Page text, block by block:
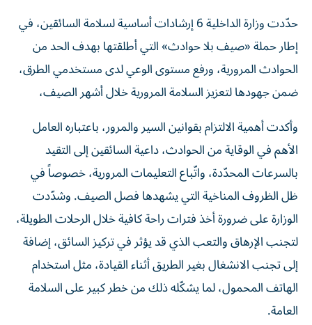
حدّدت وزارة الداخلية 6 إرشادات أساسية لسلامة السائقين، في
إطار حملة «صيف بلا حوادث» التي أطلقتها بهدف الحد من
الحوادث المرورية، ورفع مستوى الوعي لدى مستخدمي الطرق،
ضمن جهودها لتعزيز السلامة المرورية خلال أشهر الصيف،
وأكدت أهمية الالتزام بقوانين السير والمرور، باعتباره العامل
الأهم في الوقاية من الحوادث، داعية السائقين إلى التقيد
بالسرعات المحدّدة، واتّباع التعليمات المرورية، خصوصاً في
ظل الظروف المناخية التي يشهدها فصل الصيف. وشدّدت
الوزارة على ضرورة أخذ فترات راحة كافية خلال الرحلات الطويلة،
لتجنب الإرهاق والتعب الذي قد يؤثر في تركيز السائق، إضافة
إلى تجنب الانشغال بغير الطريق أثناء القيادة، مثل استخدام
الهاتف المحمول، لما يشكّله ذلك من خطر كبير على السلامة
العامة.